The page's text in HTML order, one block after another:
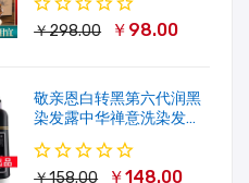
￥298.00 ￥98.00
敬亲恩白转黑第六代润黑
染发露中华禅意洗染发剂
一洗就黑500ml
￥158.00 ￥148.00